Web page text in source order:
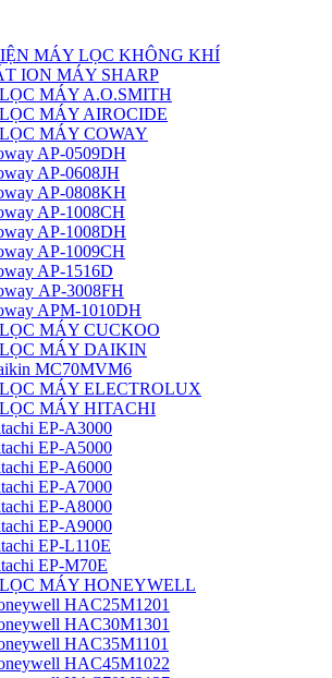
MÁY LỌC KHÔNG KHÍ
ION MÁY SHARP
MÁY A.O.SMITH
MÁY AIROCIDE
MÁY COWAY
AP-0509DH
AP-0608JH
AP-0808KH
AP-1008CH
AP-1008DH
AP-1009CH
AP-1516D
AP-3008FH
APM-1010DH
MÁY CUCKOO
MÁY DAIKIN
MC70MVM6
MÁY ELECTROLUX
MÁY HITACHI
EP-A3000
EP-A5000
EP-A6000
EP-A7000
EP-A8000
EP-A9000
EP-L110E
EP-M70E
MÁY HONEYWELL
HAC25M1201
HAC30M1301
HAC35M1101
HAC45M1022